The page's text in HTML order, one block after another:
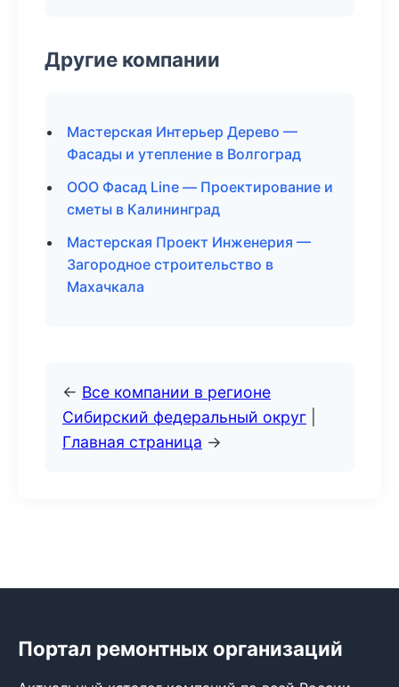
Другие компании
Мастерская Интерьер Дерево —
Фасады и утепление в Волгоград
ООО Фасад Line — Проектирование и
сметы в Калининград
Мастерская Проект Инженерия —
Загородное строительство в
Махачкала
← Все компании в регионе
Сибирский федеральный округ
Главная страница →
Портал ремонтных организаций